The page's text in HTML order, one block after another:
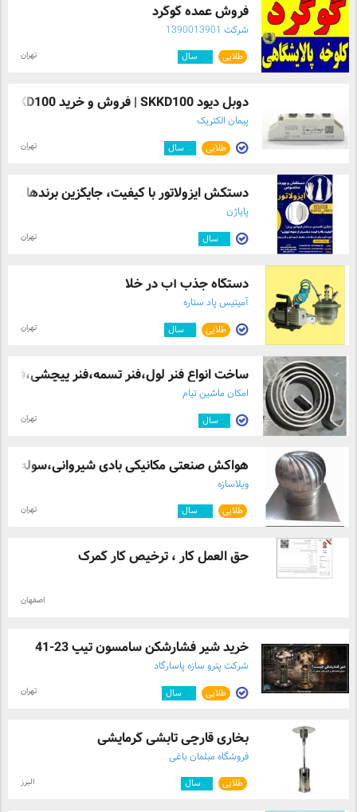
فروش عمده گوگرد
شرکت 1390013901
طلایی سال تهران
دوبل دیود SKKD100 | فروش و خرید SKKD100- ...
پیمان الکتریک
طلایی سال تهران
دستکش ایزولاتور با کیفیت، جایگزین برندها ...
پایاژن
سال تهران
دستگاه جذب آب در خلا
آمیتیس پاد ستاره
طلایی سال تهران
ساخت انواع فنر لول،فنر تسمه،فنر پیچشی،فن
امکان ماشین تیام
سال تهران
هواکش صنعتی مکانیکی بادی شیروانی،سوله
ویلاسازه
طلایی سال تهران
حق العمل کار ، ترخیص کار گمرک
اصفهان
خرید شیر فشارشکن سامسون تیپ 23-41
شرکت پترو سازه پاسارگاد
طلایی سال تهران
بخاری قارچی تابشی گرمایشی
فروشگاه مبلمان باغی
طلایی سال البرز